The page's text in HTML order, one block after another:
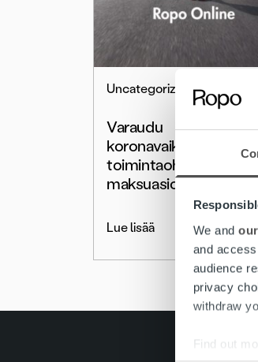
We and
and
audience
privacy
withdraw
Find out
Uncategorized
Varaudu
koronavaikutuksiin –
toimintaohjeita
maksuasioiden
Lue lisää